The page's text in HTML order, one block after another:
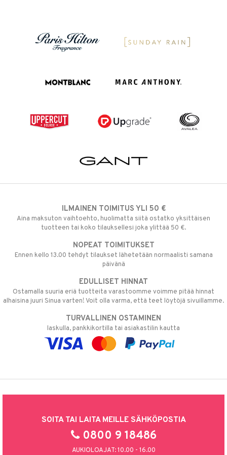
ILMAINEN TOIMITUS YLI 50 €
Aina maksuton vaihtoehto, huolimatta siitä ostatko yksittäisen
tuotteen tai koko tilauksellesi joka ylittää 50 €.
NOPEAT TOIMITUKSET
Ennen kello 13.00 tehdyt tilaukset lähetetään normaalisti samana
päivänä
EDULLISET HINNAT
Ostamalla suuria eriä tuotteita varastoomme voimme pitää hinnat
alhaisina juuri Sinua varten! Voit olla varma, että teet löytöjä sivuillamme.
TURVALLINEN OSTAMINEN
laskulla, pankkikortilla tai asiakastilin kautta
SOITA TAI LAITA MEILLE SÄHKÖPOSTIA
0800 9 18486
AUKIOLOAJAT: 10.00 - 16.00